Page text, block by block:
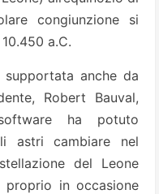
congiunzione si
a.C.
anche da
Robert Bauval,
ha potuto
astri cambiare nel
del Leone
in occasione